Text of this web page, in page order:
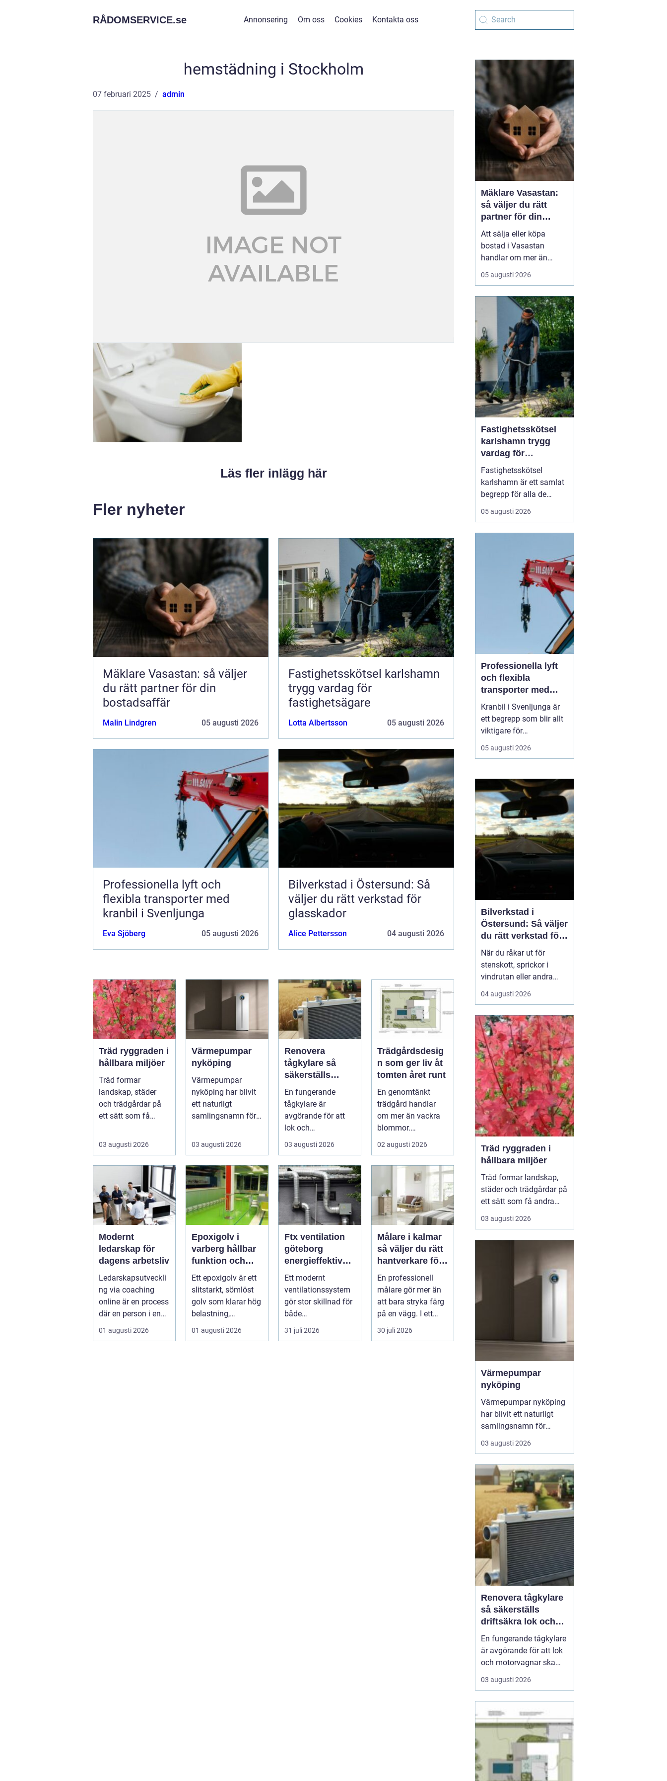
RÅDOMSERVICE.se Annonsering Om oss Cookies Kontakta oss
hemstädning i Stockholm
07 februari 2025 admin
Läs fler inlägg här
Fler nyheter
Mäklare Vasastan: så väljer
du rätt partner för din
bostadsaffär
Malin Lindgren 05 augusti 2026
Fastighetsskötsel karlshamn
trygg vardag för
fastighetsägare
Lotta Albertsson 05 augusti 2026
Professionella lyft och
flexibla transporter med
kranbil i Svenljunga
Eva Sjöberg 05 augusti 2026
Bilverkstad i Östersund: Så
väljer du rätt verkstad för
glasskador
Alice Pettersson 04 augusti 2026
Träd ryggraden i
hållbara miljöer
Träd formar
landskap, städer
och trädgårdar på
ett sätt som få
skapar rum, ger ...
03 augusti 2026
Värmepumpar
nyköping
Värmepumpar
nyköping har blivit
ett naturligt
samlingsnamn för
kombinera lägre
ene...
03 augusti 2026
Renovera
tågkylare så
säkerställs
driftsäkra lok
och tågsystem
En fungerande
tågkylare är
avgörande för att
lok och
motorvagnar ska
kunna leverera
pålitlig drift d...
03 augusti 2026
Trädgårdsdesig
n som ger liv åt
tomten året runt
En genomtänkt
trädgård handlar
om mer än vackra
blommor.
trädgårdsdesign
förenar funktion,
form och ...
02 augusti 2026
Modernt
ledarskap för
dagens arbetsliv
Ledarskapsutveckli
ng via coaching
online är en process
där en person i en
ledande roll f&a...
01 augusti 2026
Epoxigolv i
varberg hållbar
funktion och
snygg design i
samma lösning
Ett epoxigolv är ett
slitstarkt, sömlöst
golv som klarar hög
belastning,
kemikalier och väta
utan at...
01 augusti 2026
Ftx ventilation
göteborg
energieffektiv
lösning för ett
bättre
inomhusklimat
Ett modernt
ventilationssystem
gör stor skillnad för
både
energikostnader och
välmående. I en
31 juli 2026
Målare i kalmar
så väljer du rätt
hantverkare för
ett hållbart
resultat
En professionell
målare gör mer än
att bara stryka färg
på en vägg. I ett
kustnära område
som Kalmar...
30 juli 2026
Mäklare Vasastan:
så väljer du rätt
partner för din
bostadsaffär
Att sälja eller köpa
bostad i Vasastan
handlar om mer än
kvadratmeter och
slutpris. Området bär på
sekelskifteshus med
djupa fönsternischer till
funkisgator och lugna
innergårdar...
05 augusti 2026
Fastighetsskötsel
karlshamn trygg
vardag för
fastighetsägare
Fastighetsskötsel
karlshamn är ett samlat
begrepp för alla de
insatser som håller en
fastighet ren, trygg och
byggnader mår bättre,
boende trivs mer och
fastighetsägare får ...
05 augusti 2026
Professionella lyft
och flexibla
transporter med
kranbil i Svenljunga
Kranbil i Svenljunga är
ett begrepp som blir allt
viktigare för
byggföretag, lantbrukare,
industrier och
behöver säkra lyft och
flexibla transporter i
södra Sverige. När tunga
material ska bå...
05 augusti 2026
Bilverkstad i
Östersund: Så väljer
du rätt verkstad för
glasskador
När du råkar ut för
stenskott, sprickor i
vindrutan eller andra
glasskador i Jämtland är
det viktigt att snabbt
vägförhållanden med
grus och kyla gör att
mindre bekymme...
04 augusti 2026
Träd ryggraden i
hållbara miljöer
Träd formar landskap,
städer och trädgårdar på
ett sätt som få andra
växter gör. De skapar
rum, ger skugga, dämpar
Samtidigt bär de våra
blomning, fruktsättning,
03 augusti 2026
Värmepumpar
nyköping
Värmepumpar nyköping
har blivit ett naturligt
samlingsnamn för
husägare som vill
kombinera lägre
högre komfort och lägre
klimatpåverkan. Många
villor i området har äldre
elpannor, olja eller
direktverkande el, och
många ser hur en...
03 augusti 2026
Renovera tågkylare
så säkerställs
driftsäkra lok och
tågsystem
En fungerande tågkylare
är avgörande för att lok
och motorvagnar ska
kunna leverera pålitlig
drift dag efter dag. När
riskerar man inte bara
kostsamma stillestånd,
utan också skador på
motor, transmission och
andra kritiska kompon...
03 augusti 2026